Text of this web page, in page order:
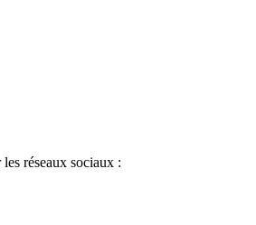
réseaux sociaux :